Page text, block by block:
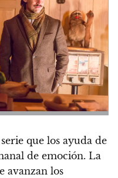
que los ayuda de
de emoción. La
avanzan los